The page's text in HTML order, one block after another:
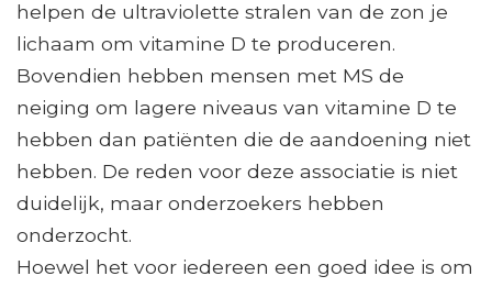
helpen de ultraviolette stralen van de zon je
lichaam om vitamine D te produceren.
Bovendien hebben mensen met MS de
neiging om lagere niveaus van vitamine D te
hebben dan patiënten die de aandoening niet
hebben. De reden voor deze associatie is niet
duidelijk, maar onderzoekers hebben
onderzocht.
Hoewel het voor iedereen een goed idee is om